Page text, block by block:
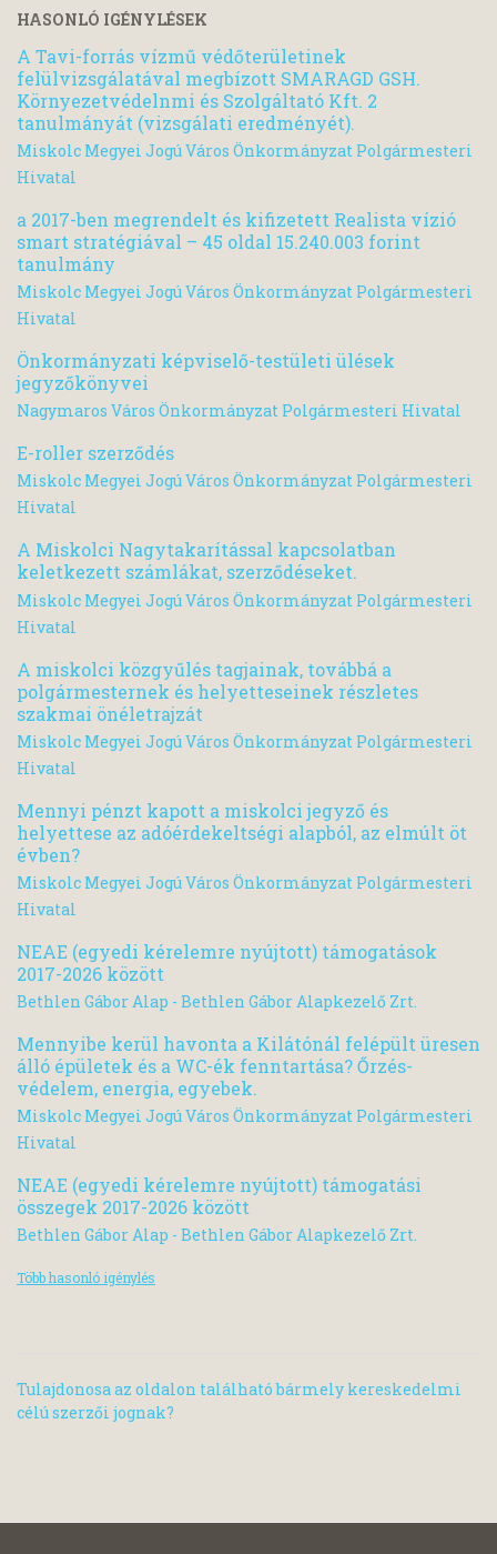
HASONLÓ IGÉNYLÉSEK
A Tavi-forrás vízmű védőterületinek
felülvizsgálatával megbízott SMARAGD GSH.
Környezetvédelnmi és Szolgáltató Kft. 2
tanulmányát (vizsgálati eredményét).
Miskolc Megyei Jogú Város Önkormányzat Polgármesteri
Hivatal
a 2017-ben megrendelt és kifizetett Realista vízió
smart stratégiával – 45 oldal 15.240.003 forint
tanulmány
Miskolc Megyei Jogú Város Önkormányzat Polgármesteri
Hivatal
Önkormányzati képviselő-testületi ülések
jegyzőkönyvei
Nagymaros Város Önkormányzat Polgármesteri Hivatal
E-roller szerződés
Miskolc Megyei Jogú Város Önkormányzat Polgármesteri
Hivatal
A Miskolci Nagytakarítással kapcsolatban
keletkezett számlákat, szerződéseket.
Miskolc Megyei Jogú Város Önkormányzat Polgármesteri
Hivatal
A miskolci közgyűlés tagjainak, továbbá a
polgármesternek és helyetteseinek részletes
szakmai önéletrajzát
Miskolc Megyei Jogú Város Önkormányzat Polgármesteri
Hivatal
Mennyi pénzt kapott a miskolci jegyző és
helyettese az adóérdekeltségi alapból, az elmúlt öt
évben?
Miskolc Megyei Jogú Város Önkormányzat Polgármesteri
Hivatal
NEAE (egyedi kérelemre nyújtott) támogatások
2017-2026 között
Bethlen Gábor Alap - Bethlen Gábor Alapkezelő Zrt.
Mennyibe kerül havonta a Kilátónál felépült üresen
álló épületek és a WC-ék fenntartása? Őrzés-
védelem, energia, egyebek.
Miskolc Megyei Jogú Város Önkormányzat Polgármesteri
Hivatal
NEAE (egyedi kérelemre nyújtott) támogatási
összegek 2017-2026 között
Bethlen Gábor Alap - Bethlen Gábor Alapkezelő Zrt.
Több hasonló igénylés
Tulajdonosa az oldalon található bármely kereskedelmi
célú szerzői jognak?